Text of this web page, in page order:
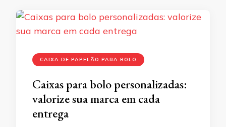
CAIXA DE PAPELÃO PARA BOLO
Caixas para bolo personalizadas:
valorize sua marca em cada
entrega